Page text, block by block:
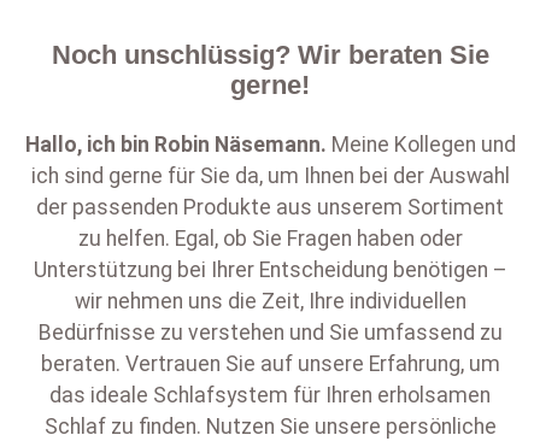
Noch unschlüssig? Wir beraten Sie
gerne!
Hallo, ich bin Robin Näsemann. Meine Kollegen und
ich sind gerne für Sie da, um Ihnen bei der Auswahl
der passenden Produkte aus unserem Sortiment
zu helfen. Egal, ob Sie Fragen haben oder
Unterstützung bei Ihrer Entscheidung benötigen –
wir nehmen uns die Zeit, Ihre individuellen
Bedürfnisse zu verstehen und Sie umfassend zu
beraten. Vertrauen Sie auf unsere Erfahrung, um
das ideale Schlafsystem für Ihren erholsamen
Schlaf zu finden. Nutzen Sie unsere persönliche